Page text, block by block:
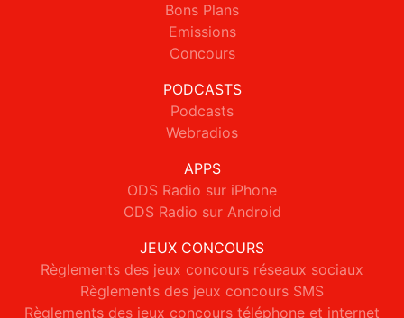
Bons Plans
Emissions
Concours
PODCASTS
Podcasts
Webradios
APPS
ODS Radio sur iPhone
ODS Radio sur Android
JEUX CONCOURS
Règlements des jeux concours réseaux sociaux
Règlements des jeux concours SMS
Règlements des jeux concours téléphone et internet